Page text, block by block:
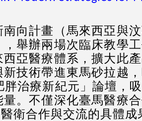
計畫（馬來西亞與
舉辦兩場次臨床教學
亞醫療體系，擴大此
技術帶進東馬砂拉越
治療新紀元」論壇，
。不僅深化臺馬醫療
衛合作與交流的具體成